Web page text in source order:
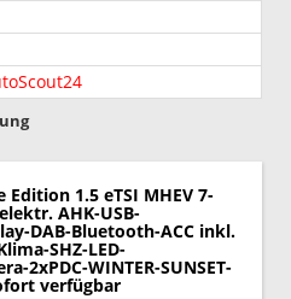
Edition 1.5 eTSI MHEV 7-
AHK-USB-
DAB-Bluetooth-ACC inkl.
SHZ-LED-
2xPDC-WINTER-SUNSET-
verfügbar